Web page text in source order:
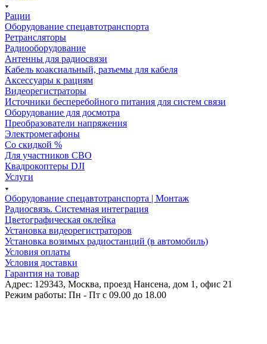
Рации
Оборудование спецавтотранспорта
Ретрансляторы
Радиооборудование
Антенны для радиосвязи
Кабель коаксиальный, разъемы для кабеля
Аксессуары к рациям
Видеорегистраторы
Источники бесперебойного питания для систем связи
Оборудование для досмотра
Преобразователи напряжения
Электромегафоны
Со скидкой %
Для участников СВО
Квадрокоптеры DJI
Услуги
Оборудование спецавтотранспорта | Монтаж
Радиосвязь. Системная интеграция
Цветографическая оклейка
Установка видеорегистраторов
Установка возимых радиостанций (в автомобиль)
Условия оплаты
Условия доставки
Гарантия на товар
Адрес: 129343, Москва, проезд Нансена, дом 1, офис 21
Режим работы: Пн - Пт c 09.00 до 18.00